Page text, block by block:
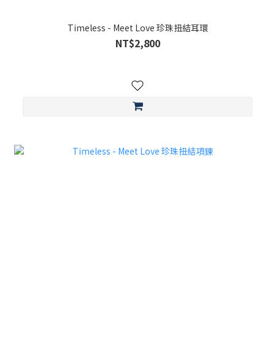
Timeless - Meet Love 珍珠扭結耳環
NT$2,800